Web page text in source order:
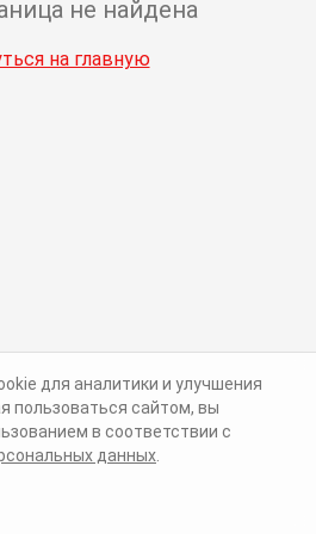
не найдена
на главную
для аналитики и улучшения
пользоваться сайтом, вы
в соответствии с
данных